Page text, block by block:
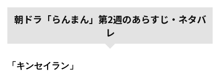
朝ドラ「らんまん」第2週のあらすじ・ネタバ
レ
「キンセイラン」